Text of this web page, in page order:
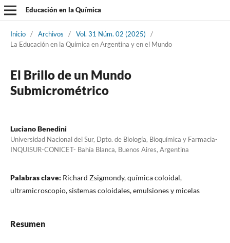
Educación en la Química
Inicio / Archivos / Vol. 31 Núm. 02 (2025)
/
La Educación en la Química en Argentina y en el Mundo
El Brillo de un Mundo
Submicrométrico
Luciano Benedini
Universidad Nacional del Sur, Dpto. de Biología, Bioquímica y Farmacia-
INQUISUR-CONICET- Bahía Blanca, Buenos Aires, Argentina
Palabras clave: Richard Zsigmondy, química coloidal,
ultramicroscopio, sistemas coloidales, emulsiones y micelas
Resumen